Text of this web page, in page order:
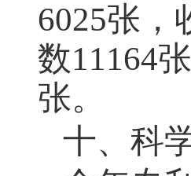
6025张，
数11164
张。
十、科